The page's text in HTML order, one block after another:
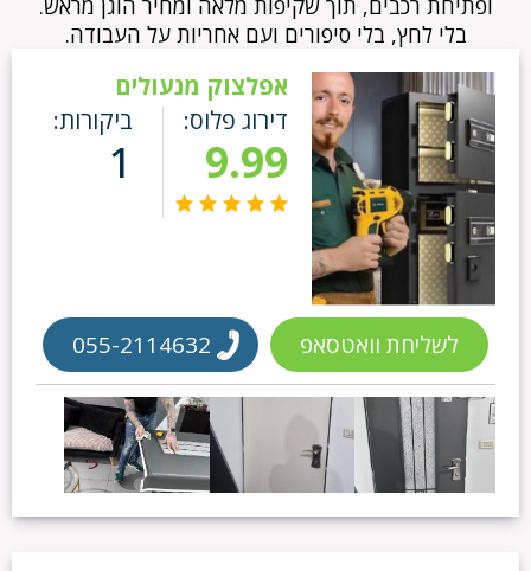
ופתיחת רכבים, תוך שקיפות מלאה ומחיר הוגן מראש.
בלי לחץ, בלי סיפורים ועם אחריות על העבודה.
אפלצוק מנעולים
דירוג פלוס:
9.99
ביקורות:
1
לשליחת וואטסאפ 055-2114632